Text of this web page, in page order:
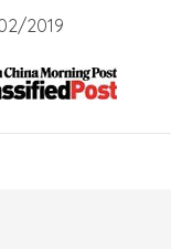
2019